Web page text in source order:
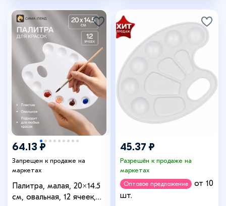
64.13 ₽
Запрещен к продаже на
маркетах
Палитра, малая, 20×14.5
см, овальная, 12 ячеек,
45.37 ₽
Разрешён к продаже на
маркетах
Оптовое предложение
от 10
шт.